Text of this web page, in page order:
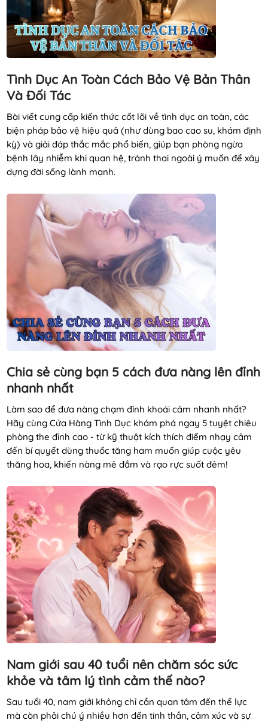
Tình Dục An Toàn Cách Bảo Vệ Bản Thân
Và Đối Tác
Bài viết cung cấp kiến thức cốt lõi về tình dục an toàn, các
biện pháp bảo vệ hiệu quả (như dùng bao cao su, khám định
kỳ) và giải đáp thắc mắc phổ biến, giúp bạn phòng ngừa
bệnh lây nhiễm khi quan hệ, tránh thai ngoài ý muốn để xây
dựng đời sống lành mạnh.
Chia sẻ cùng bạn 5 cách đưa nàng lên đỉnh
nhanh nhất
Làm sao để đưa nàng chạm đỉnh khoái cảm nhanh nhất?
Hãy cùng Cửa Hàng Tình Dục khám phá ngay 5 tuyệt chiêu
phòng the đỉnh cao - từ kỹ thuật kích thích điểm nhạy cảm
đến bí quyết dùng thuốc tăng ham muốn giúp cuộc yêu
thăng hoa, khiến nàng mê đắm và rạo rực suốt đêm!
Nam giới sau 40 tuổi nên chăm sóc sức
khỏe và tâm lý tình cảm thế nào?
Sau tuổi 40, nam giới không chỉ cần quan tâm đến thể lực
mà còn phải chú ý nhiều hơn đến tinh thần, cảm xúc và sự